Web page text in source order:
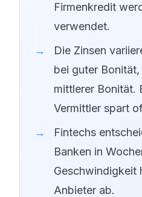
Firmenkredit
verwendet.
Die Zinsen
bei guter
mittlerer Bonität.
Vermittler spart
Fintechs
Banken in
Geschwindigkeit
Anbieter ab.